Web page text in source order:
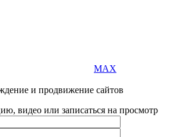
MAX
и продвижение сайтов
видео или записаться на просмотр